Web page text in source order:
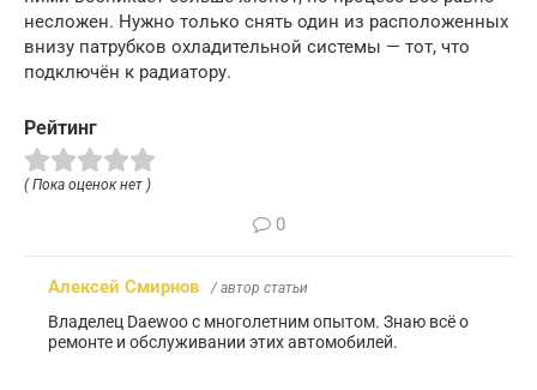
несложен. Нужно только снять один из расположенных
внизу патрубков охладительной системы — тот, что
подключён к радиатору.
Рейтинг
( Пока оценок нет )
0
Алексей Смирнов / автор статьи
Владелец Daewoo с многолетним опытом. Знаю всё о
ремонте и обслуживании этих автомобилей.